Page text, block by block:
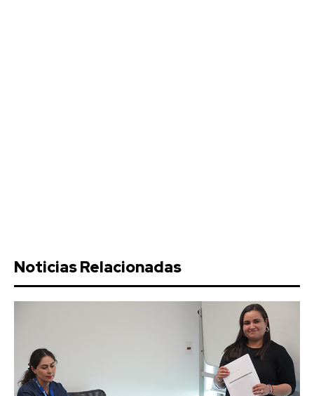
Noticias Relacionadas